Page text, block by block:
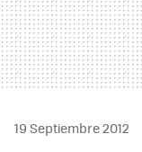
19 Septiembre 2012